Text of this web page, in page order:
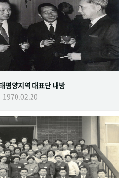
평양지역 대표단 내방
1970.02.20